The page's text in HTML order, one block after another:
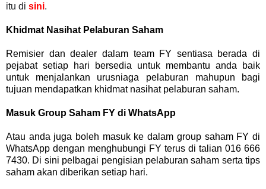
itu di sini.
Khidmat Nasihat Pelaburan Saham
Remisier dan dealer dalam team FY sentiasa berada di
pejabat setiap hari bersedia untuk membantu anda baik
untuk menjalankan urusniaga pelaburan mahupun bagi
tujuan mendapatkan khidmat nasihat pelaburan saham.
Masuk Group Saham FY di WhatsApp
Atau anda juga boleh masuk ke dalam group saham FY di
WhatsApp dengan menghubungi FY terus di talian 016 666
7430. Di sini pelbagai pengisian pelaburan saham serta tips
saham akan diberikan setiap hari.